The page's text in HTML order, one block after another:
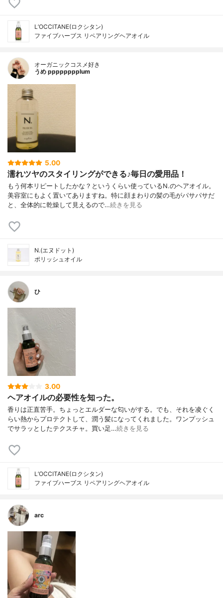
L’OCCITANE(ロクシタン)
ファイブハーブス リペアリングヘアオイル
オーガニックコスメ好き
うめ pppppppplum
5.00
濡れツヤのスタイリングができる♪毎日の愛用品！
もう何本リピートしたかな？というくらい使っているN.のヘアオイル。
美容室にもよく置いてありますね。特に顔まわりの髪の毛がパサパサだ
と、全体的に乾燥して見えるので…続きを見る
N.(エヌドット)
ポリッシュオイル
ひ
3.00
ヘアオイルの必要性を知った。
香りは正直苦手。ちょっとエルダーな匂いがする。でも、それを凌ぐく
らい熱からプロテクトして、潤う髪になってくれました。ワンプッシュ
でサラッとしたテクスチャ。買い足…続きを見る
L’OCCITANE(ロクシタン)
ファイブハーブス リペアリングヘアオイル
arc